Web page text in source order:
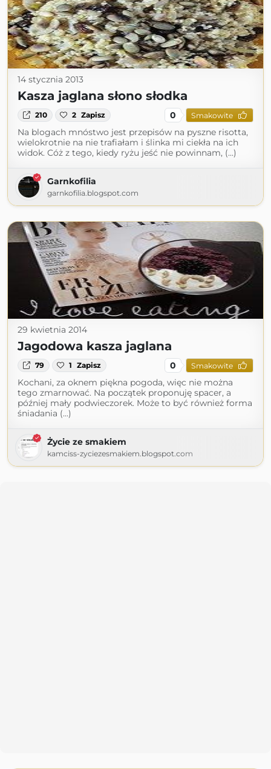
14 stycznia 2013
Kasza jaglana słono słodka
210 2 Zapisz 0 Smakowite
Na blogach mnóstwo jest przepisów na pyszne risotta,
wielokrotnie na nie trafiałam i ślinka mi ciekła na ich
widok. Cóż z tego, kiedy ryżu jeść nie powinnam, (...)
Garnkofilia
garnkofilia.blogspot.com
29 kwietnia 2014
Jagodowa kasza jaglana
79 1 Zapisz 0 Smakowite
Kochani, za oknem piękna pogoda, więc nie można
tego zmarnować. Na początek proponuję spacer, a
później mały podwieczorek. Może to być również forma
śniadania (...)
Życie ze smakiem
kamciss-zyciezesmakiem.blogspot.com